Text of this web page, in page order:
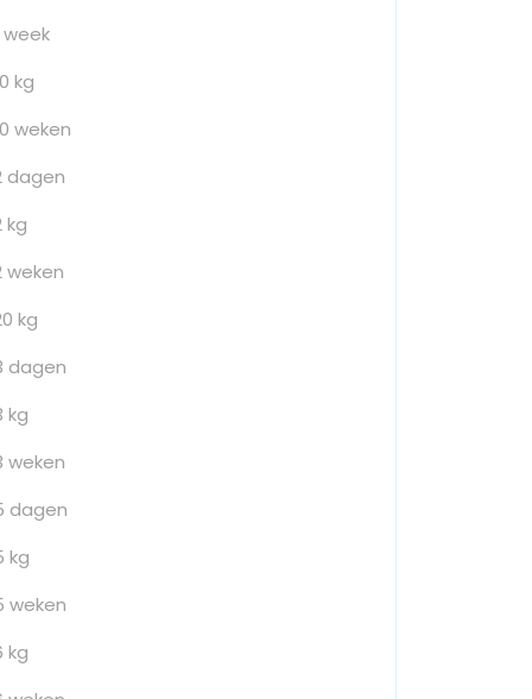
week
kg
weken
dagen
kg
weken
kg
dagen
kg
weken
dagen
kg
weken
kg